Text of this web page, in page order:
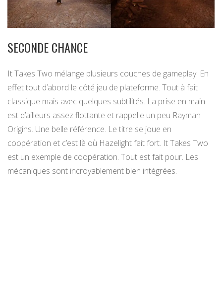
SECONDE CHANCE
It Takes Two mélange plusieurs couches de gameplay. En
effet tout d’abord le côté jeu de plateforme. Tout à fait
classique mais avec quelques subtilités. La prise en main
est d’ailleurs assez flottante et rappelle un peu Rayman
Origins. Une belle référence. Le titre se joue en
coopération et c’est là où Hazelight fait fort. It Takes Two
est un exemple de coopération. Tout est fait pour. Les
mécaniques sont incroyablement bien intégrées.